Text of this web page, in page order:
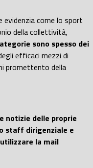
evidenzia come lo sport
della collettività,
sono spesso dei
efficaci mezzi di
promettento della
notizie delle proprie
staff dirigenziale e
la mail